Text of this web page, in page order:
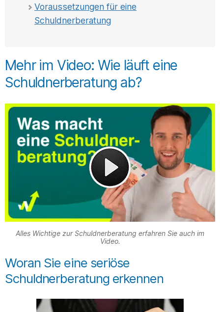
Voraussetzungen für eine
Schuldnerberatung
Mehr im Video: Wie läuft eine
Schuldnerberatung ab?
Alles Wichtige zur Schuldnerberatung erfahren Sie auch im
Video.
Woran Sie eine seriöse
Schuldnerberatung erkennen